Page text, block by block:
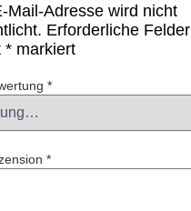
Mail-Adresse wird nicht
Erforderliche Felder
*markiert
*
*